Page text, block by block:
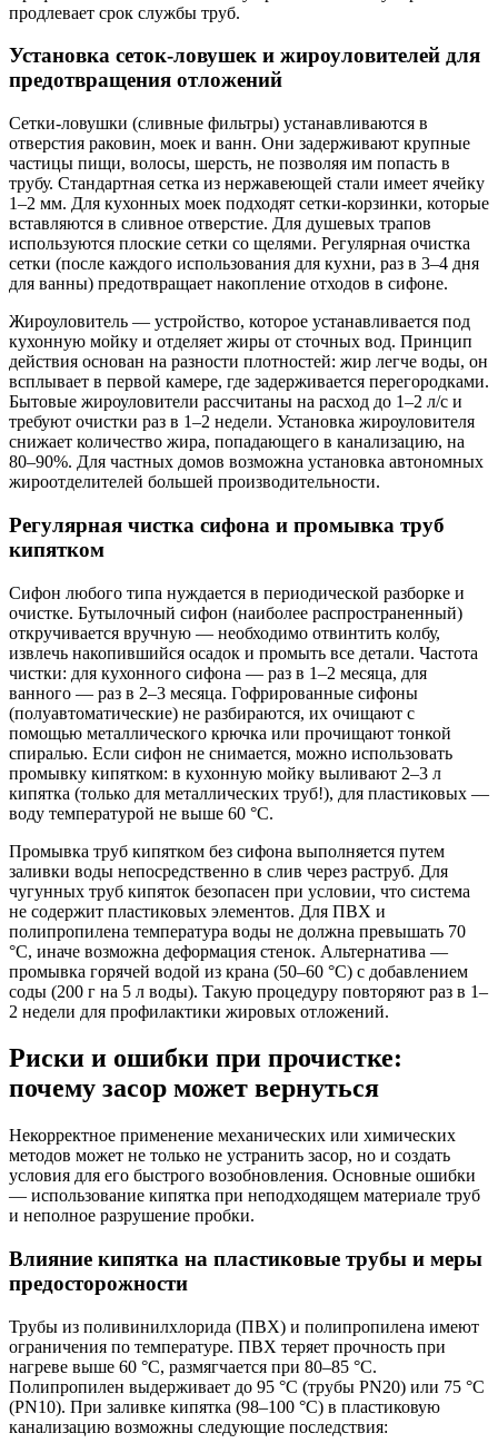
продлевает срок службы труб.
Установка сеток-ловушек и жироуловителей для
предотвращения отложений
Сетки-ловушки (сливные фильтры) устанавливаются в
отверстия раковин, моек и ванн. Они задерживают крупные
частицы пищи, волосы, шерсть, не позволяя им попасть в
трубу. Стандартная сетка из нержавеющей стали имеет ячейку
1–2 мм. Для кухонных моек подходят сетки-корзинки, которые
вставляются в сливное отверстие. Для душевых трапов
используются плоские сетки со щелями. Регулярная очистка
сетки (после каждого использования для кухни, раз в 3–4 дня
для ванны) предотвращает накопление отходов в сифоне.
Жироуловитель — устройство, которое устанавливается под
кухонную мойку и отделяет жиры от сточных вод. Принцип
действия основан на разности плотностей: жир легче воды, он
всплывает в первой камере, где задерживается перегородками.
Бытовые жироуловители рассчитаны на расход до 1–2 л/с и
требуют очистки раз в 1–2 недели. Установка жироуловителя
снижает количество жира, попадающего в канализацию, на
80–90%. Для частных домов возможна установка автономных
жироотделителей большей производительности.
Регулярная чистка сифона и промывка труб
кипятком
Сифон любого типа нуждается в периодической разборке и
очистке. Бутылочный сифон (наиболее распространенный)
откручивается вручную — необходимо отвинтить колбу,
извлечь накопившийся осадок и промыть все детали. Частота
чистки: для кухонного сифона — раз в 1–2 месяца, для
ванного — раз в 2–3 месяца. Гофрированные сифоны
(полуавтоматические) не разбираются, их очищают с
помощью металлического крючка или прочищают тонкой
спиралью. Если сифон не снимается, можно использовать
промывку кипятком: в кухонную мойку выливают 2–3 л
кипятка (только для металлических труб!), для пластиковых —
воду температурой не выше 60 °C.
Промывка труб кипятком без сифона выполняется путем
заливки воды непосредственно в слив через раструб. Для
чугунных труб кипяток безопасен при условии, что система
не содержит пластиковых элементов. Для ПВХ и
полипропилена температура воды не должна превышать 70
°C, иначе возможна деформация стенок. Альтернатива —
промывка горячей водой из крана (50–60 °C) с добавлением
соды (200 г на 5 л воды). Такую процедуру повторяют раз в 1–
2 недели для профилактики жировых отложений.
Риски и ошибки при прочистке:
почему засор может вернуться
Некорректное применение механических или химических
методов может не только не устранить засор, но и создать
условия для его быстрого возобновления. Основные ошибки
— использование кипятка при неподходящем материале труб
и неполное разрушение пробки.
Влияние кипятка на пластиковые трубы и меры
предосторожности
Трубы из поливинилхлорида (ПВХ) и полипропилена имеют
ограничения по температуре. ПВХ теряет прочность при
нагреве выше 60 °C, размягчается при 80–85 °C.
Полипропилен выдерживает до 95 °C (трубы PN20) или 75 °C
(PN10). При заливке кипятка (98–100 °C) в пластиковую
канализацию возможны следующие последствия: